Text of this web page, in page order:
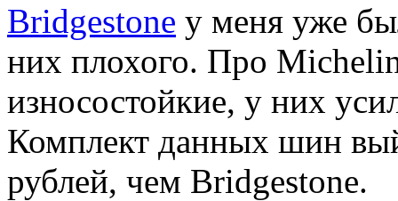
Bridgestone у меня уже
них плохого. Про
износостойкие, у них
Комплект данных шин
рублей, чем Bridgestone.